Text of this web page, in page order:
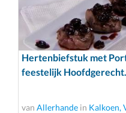
Hertenbiefstuk met
feestelijk Hoofdgerecht.
van Allerhande in Kalkoen,